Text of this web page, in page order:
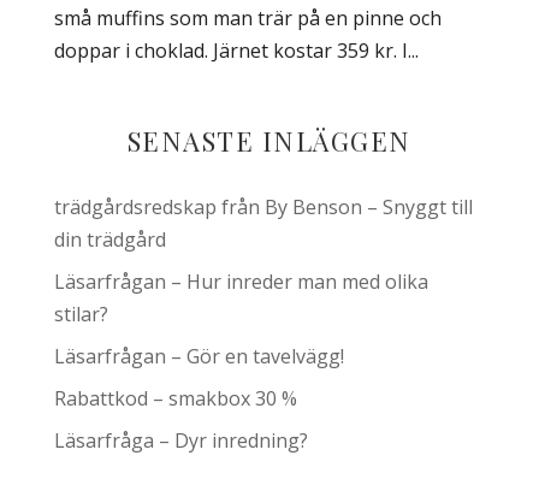
små muffins som man trär på en pinne och
doppar i choklad. Järnet kostar 359 kr. I...
SENASTE INLÄGGEN
trädgårdsredskap från By Benson – Snyggt till
din trädgård
Läsarfrågan – Hur inreder man med olika
stilar?
Läsarfrågan – Gör en tavelvägg!
Rabattkod – smakbox 30 %
Läsarfråga – Dyr inredning?